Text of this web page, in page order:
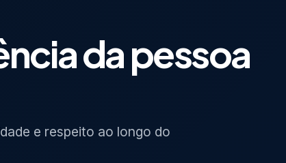
da pessoa
e respeito ao longo do